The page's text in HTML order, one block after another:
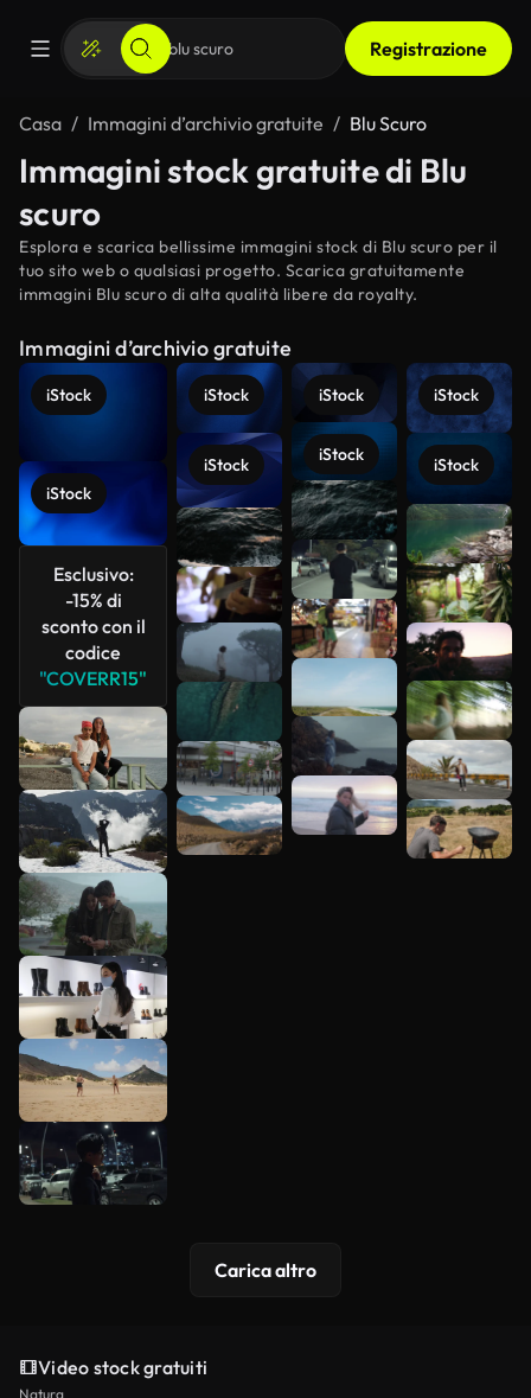
Registrazione
Casa Immagini d’archivio gratuite Blu Scuro
Immagini stock gratuite di Blu
scuro
Esplora e scarica bellissime immagini stock di Blu scuro per il
tuo sito web o qualsiasi progetto. Scarica gratuitamente
immagini Blu scuro di alta qualità libere da royalty.
Immagini d’archivio gratuite
iStock
iStock
Esclusivo:
-15% di
sconto con il
codice
"COVERR15"
iStock
iStock
iStock
iStock
iStock
iStock
Scopri di
più
Carica altro
Video stock gratuiti
Natura